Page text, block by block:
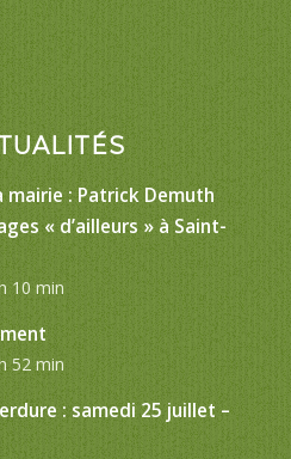
mairie : Patrick Demuth
« d’ailleurs » à Saint-
10 min
52 min
: samedi 25 juillet –